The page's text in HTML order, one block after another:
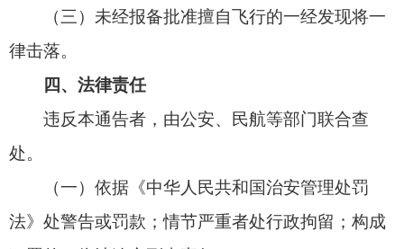
110报警电话。
本通告自发布
特此通告。
2025年9月13日